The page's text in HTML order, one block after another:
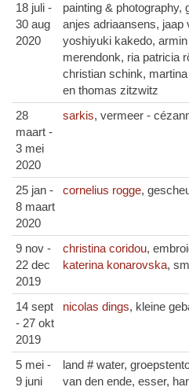
18 juli -
30 aug
2020
painting & photography,
anjes adriaansens, jaap
yoshiyuki kakedo,
merendonk, ria patricia
christian schink,
en thomas zitzwitz
28
maart -
3 mei
2020
sarkis, vermeer -
25 jan -
8 maart
2020
cornelius rogge,
9 nov -
22 dec
2019
christina coridou,
katerina konarovska,
14 sept
- 27 okt
2019
nicolas dings, kleine
5 mei -
9 juni
land # water,
van den ende, esser,